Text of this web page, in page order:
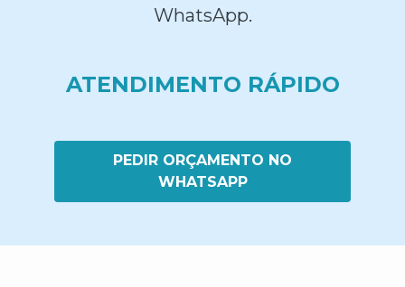
WhatsApp.
ATENDIMENTO RÁPIDO
PEDIR ORÇAMENTO NO
WHATSAPP